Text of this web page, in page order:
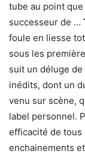
tube au point
successeur de …
foule en liesse
sous les
suit un déluge
inédits, dont un
venu sur scène,
label personnel.
efficacité de tous
enchainements